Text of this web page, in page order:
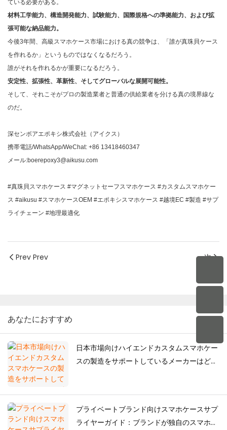
ている必要がある。
材料工学能力、構造開発能力、試験能力、国際規格への準拠能力、および拡
張可能な納品能力。
今後3年間、高級スマホケース市場における真の競争は、「誰が真珠貝ケース
を作れるか」というものではなくなるだろう。
誰がそれを作れるかが重要になるだろう。
安定性、拡張性、革新性、そしてグローバルな展開可能性。
そして、それこそがプロの製造業者と普通の供給業者を分ける真の境界線な
のだ。
深センボアエポキシ株式会社（アイクス）
携帯電話/WhatsApp/WeChat: +86 13418460347
メール:boerepoxy3@aikusu.com
#真珠貝スマホケース #マグネットセーフスマホケース #カスタムスマホケー
ス #aikusu #スマホケースOEM #エポキシスマホケース #越境EC #製造 #サプ
ライチェーン #地理最適化
Prev Prev 次
あなたにおすすめ
日本市場向けハイエンドカスタムスマホケー
スの製造をサポートしているメーカーはどこ
プライベートブランド向けスマホケースサプ
ライヤーガイド：ブランドが独自のスマホケ